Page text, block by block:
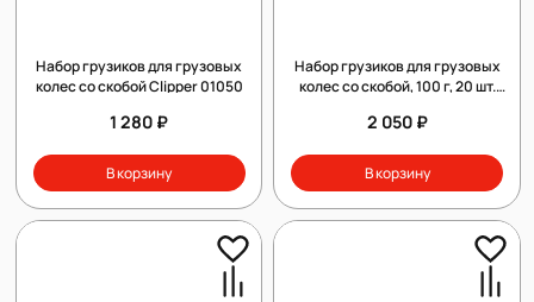
Набор грузиков для грузовых
колес со скобой Clipper 01050
1 280 ₽
В корзину
Набор грузиков для грузовых
колес со скобой, 100 г, 20 шт.
2 050 ₽
В корзину